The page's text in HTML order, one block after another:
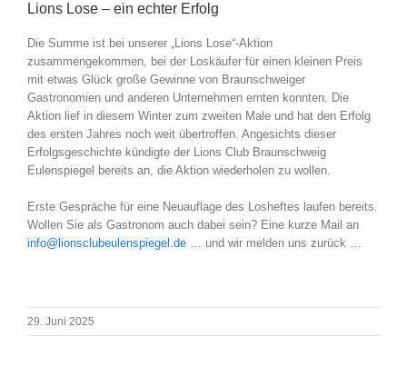
Lions Lose – ein echter Erfolg
Die Summe ist bei unserer „Lions Lose“-Aktion
zusammengekommen, bei der Loskäufer für einen kleinen Preis
mit etwas Glück große Gewinne von Braunschweiger
Gastronomien und anderen Unternehmen ernten konnten. Die
Aktion lief in diesem Winter zum zweiten Male und hat den Erfolg
des ersten Jahres noch weit übertroffen. Angesichts dieser
Erfolgsgeschichte kündigte der Lions Club Braunschweig
Eulenspiegel bereits an, die Aktion wiederholen zu wollen.
Erste Gespräche für eine Neuauflage des Losheftes laufen bereits.
Wollen Sie als Gastronom auch dabei sein? Eine kurze Mail an
info@lionsclubeulenspiegel.de … und wir melden uns zurück …
29. Juni 2025